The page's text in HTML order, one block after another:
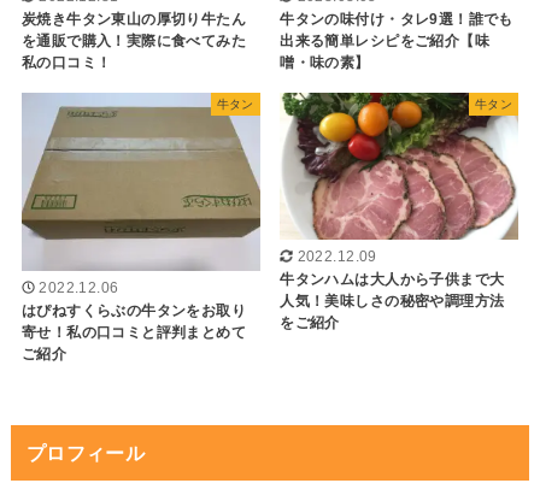
炭焼き牛タン東山の厚切り牛たん
を通販で購入！実際に食べてみた
私の口コミ！
牛タンの味付け・タレ9選！誰でも
出来る簡単レシピをご紹介【味
噌・味の素】
牛タン
2022.12.06
はぴねすくらぶの牛タンをお取り
寄せ！私の口コミと評判まとめて
ご紹介
牛タン
2022.12.09
牛タンハムは大人から子供まで大
人気！美味しさの秘密や調理方法
をご紹介
プロフィール